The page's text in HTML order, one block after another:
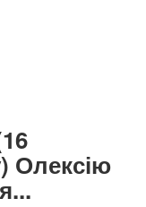
Олексію